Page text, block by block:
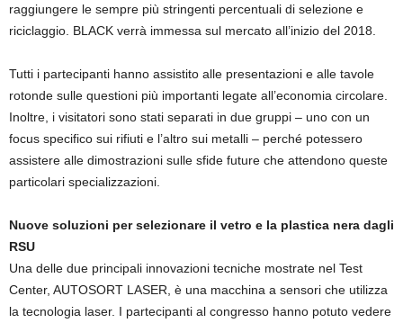
raggiungere le sempre più stringenti percentuali di selezione e
riciclaggio. BLACK verrà immessa sul mercato all’inizio del 2018.
Tutti i partecipanti hanno assistito alle presentazioni e alle tavole
rotonde sulle questioni più importanti legate all’economia circolare.
Inoltre, i visitatori sono stati separati in due gruppi – uno con un
focus specifico sui rifiuti e l’altro sui metalli – perché potessero
assistere alle dimostrazioni sulle sfide future che attendono queste
particolari specializzazioni.
Nuove soluzioni per selezionare il vetro e la plastica nera dagli
RSU
Una delle due principali innovazioni tecniche mostrate nel Test
Center, AUTOSORT LASER, è una macchina a sensori che utilizza
la tecnologia laser. I partecipanti al congresso hanno potuto vedere